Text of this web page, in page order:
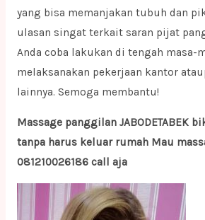
yang bisa memanjakan tubuh dan
ulasan singat terkait saran pijat
Anda coba lakukan di tengah masa-
melaksanakan pekerjaan kantor
lainnya. Semoga membantu!
Massage panggilan JABODETABEK
tanpa harus keluar rumah Mau
081210026186 call aja